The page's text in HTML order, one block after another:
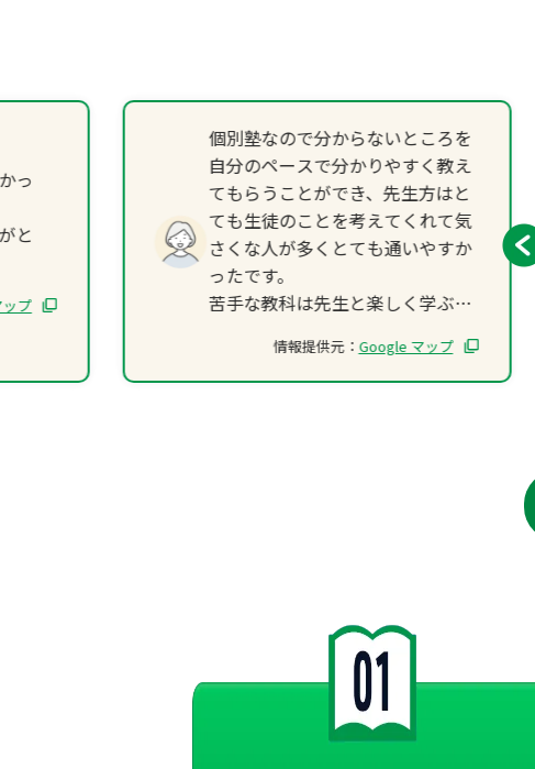
っ
と
プ
個別塾なので分からないところを
自分のペースで分かりやすく教え
てもらうことができ、先生方はと
ても生徒のことを考えてくれて気
さくな人が多くとても通いやすか
ったです。
苦手な教科は先生と楽しく学ぶこ
だけ伸ばすことができます。
生徒同士の関わりなどもありとて
情報提供元： Google マップ